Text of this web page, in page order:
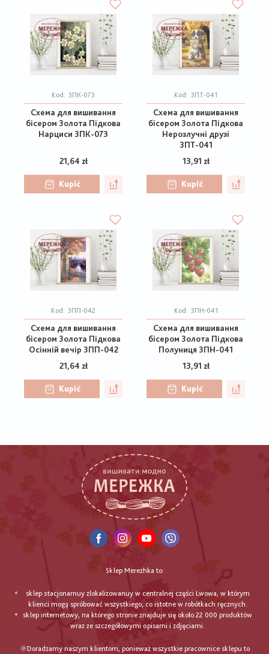
Kod: ЗПК-073
Схема для вишивання
бісером Золота Підкова
Нарциси ЗПК-073
21,64 zł
Kupić
Kod: ЗПТ-041
Схема для вишивання
бісером Золота Підкова
Нерозлучні друзі
ЗПТ-041
13,91 zł
Kupić
Kod: ЗПП-042
Схема для вишивання
бісером Золота Підкова
Осінній вечір ЗПП-042
21,64 zł
Kupić
Kod: ЗПН-041
Схема для вишивання
бісером Золота Підкова
Полуниця ЗПН-041
13,91 zł
Kupić
Sklep Merezhka to:
sklep stacjonarnuy zlokalizowanuy w centralnej części Lwowa, w którym
klienci mogą spróbować wszystkiego, co istotne w robótkach ręcznych.
sklep internetowy, na którego stronie znajduje się około 22 000 produktów
wraz ze szczegółowymi opisami i zdjęciami.
🌞Doradzamy naszym klientom, ponieważ wszystkie pracownice sklepu to